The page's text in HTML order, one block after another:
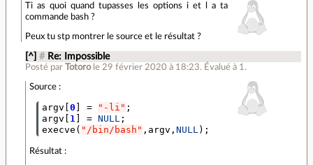
Ti as quoi quand tupasses les options i et l a ta
commande bash ?
Peux tu stp montrer le source et le résultat ?
[^] # Re: Impossible
Posté parTotoro le 29 février 2020 à 18:23. Évalué à 1 .
Source :
argv [0 ] = "-li" ;
argv [ 1 ] = NULL ;
execve ( "/bin/bash" , argv ,NULL );
Résultat :